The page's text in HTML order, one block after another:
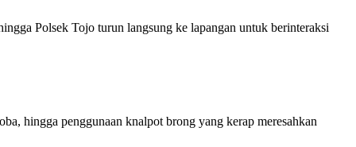
Polsek Tojo turun langsung ke lapangan untuk berinteraksi
hingga penggunaan knalpot brong yang kerap meresahkan